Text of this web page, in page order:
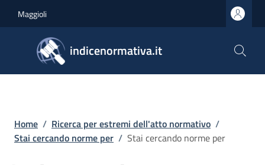
Maggioli
indicenormativa.it
Briciole di pane
Home / Ricerca per estremi dell'atto normativo /
Stai cercando norme per / Stai cercando norme per